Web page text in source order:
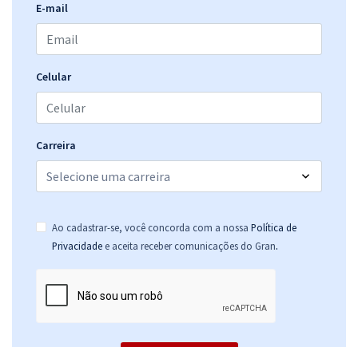
E-mail
Celular
Carreira
Ao cadastrar-se, você concorda com a nossa Política de
Privacidade e aceita receber comunicações do Gran.